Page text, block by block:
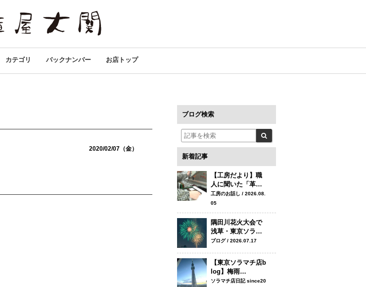
カテゴリ バックナンバー お店トップ
2020/02/07（金）
ブログ検索
新着記事
【工房だより】職
人に聞いた「革…
工房のお話し / 2026.08.
05
隅田川花火大会で
浅草・東京ソラ…
ブログ / 2026.07.17
【東京ソラマチ店b
log】梅雨…
ソラマチ店日記 since20